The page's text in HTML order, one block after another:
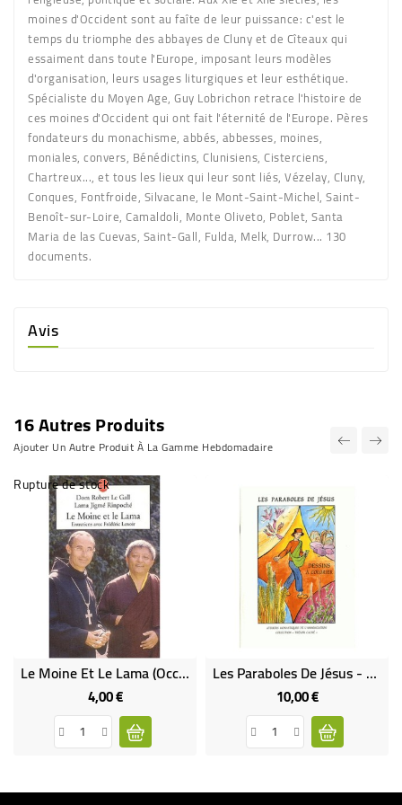
moines d'Occident sont au faîte de leur puissance: c'est le
temps du triomphe des abbayes de Cluny et de Cîteaux qui
essaiment dans toute l'Europe, imposant leurs modèles
d'organisation, leurs usages liturgiques et leur esthétique.
Spécialiste du Moyen Age, Guy Lobrichon retrace l'histoire de
ces moines d'Occident qui ont fait l'éternité de l'Europe. Pères
fondateurs du monachisme, abbés, abbesses, moines,
moniales, convers, Bénédictins, Clunisiens, Cisterciens,
Chartreux..., et tous les lieux qui leur sont liés, Vézelay, Cluny,
Conques, Fontfroide, Silvacane, le Mont-Saint-Michel, Saint-
Benoît-sur-Loire, Camaldoli, Monte Oliveto, Poblet, Santa
Maria de las Cuevas, Saint-Gall, Fulda, Melk, Durrow... 130
documents.
Avis
16 Autres Produits
Ajouter Un Autre Produit À La Gamme Hebdomadaire
Rupture de stock
Le Moine Et Le Lama (Occasion)
4,00 €Prix
Les Paraboles De Jésus - Dessins À Colorier
10,00 €Prix